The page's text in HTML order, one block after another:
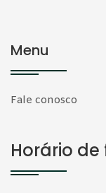
Menu
Fale conosco
Horário